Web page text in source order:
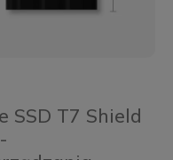
SSD T7 Shield